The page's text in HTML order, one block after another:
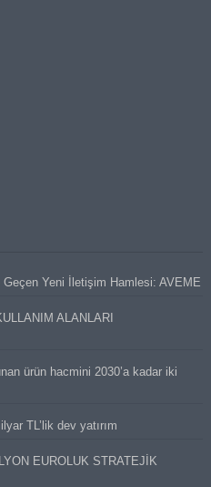
Geçen Yeni İletişim Hamlesi: AVEME
ALANLARI
ürün hacmini 2030’a kadar iki
TL’lik dev yatırım
EUROLUK STRATEJİK